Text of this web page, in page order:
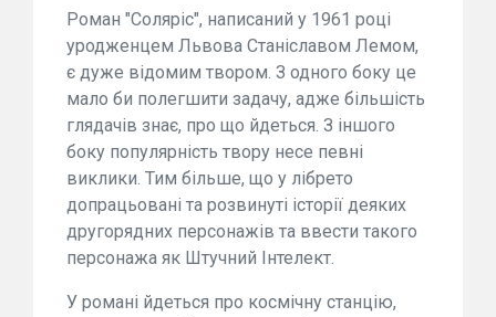
Роман "Соляріс", написаний у 1961 році
уродженцем Львова Станіславом Лемом,
є дуже відомим твором. З одного боку це
мало би полегшити задачу, адже більшість
глядачів знає, про що йдеться. З іншого
боку популярність твору несе певні
виклики. Тим більше, що у лібрето
допрацьовані та розвинуті історії деяких
другорядних персонажів та ввести такого
персонажа як Штучний Інтелект.
У романі йдеться про космічну станцію,